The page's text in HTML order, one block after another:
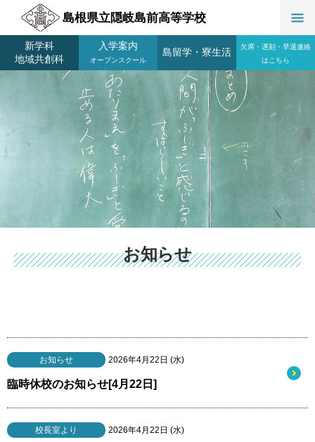
島根県立隠岐島前高等学校
新学科
地域共創科
入学案内
オープンスクール
島留学 ・ 寮生活
欠席・遅刻・早退連絡
はこちら
お知らせ
お知らせ 2026年4月22日 (水)
臨時休校のお知らせ[4月22日]
校長室より 2026年4月22日 (水)